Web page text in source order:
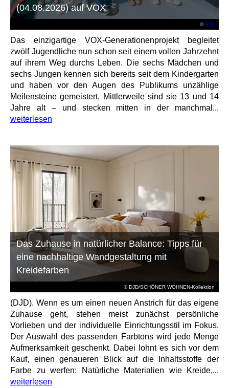
©RTL
(04.08.2026) auf VOX
Das einzigartige VOX-Generationenprojekt begleitet
zwölf Jugendliche nun schon seit einem vollen Jahrzehnt
auf ihrem Weg durchs Leben. Die sechs Mädchen und
sechs Jungen kennen sich bereits seit dem Kindergarten
und haben vor den Augen des Publikums unzählige
Meilensteine gemeistert. Mittlerweile sind sie 13 und 14
Jahre alt – und stecken mitten in der manchmal...
weiterlesen
© DJD/SCHÖNER WOHNEN-Kollektion
Das Zuhause in natürlicher Balance: Tipps für
eine nachhaltige Wandgestaltung mit
Kreidefarben
(DJD). Wenn es um einen neuen Anstrich für das eigene
Zuhause geht, stehen meist zunächst persönliche
Vorlieben und der individuelle Einrichtungsstil im Fokus.
Der Auswahl des passenden Farbtons wird jede Menge
Aufmerksamkeit geschenkt. Dabei lohnt es sich vor dem
Kauf, einen genaueren Blick auf die Inhaltsstoffe der
Farbe zu werfen: Natürliche Materialien wie Kreide,...
weiterlesen